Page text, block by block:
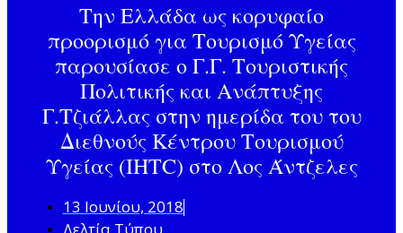
Την Ελλάδα ως κορυφαίο
προορισμό για Τουρισμό Υγείας
παρουσίασε ο Γ.Γ. Τουριστικής
Πολιτικής και Ανάπτυξης
Γ.Τζιάλλας στην ημερίδα του του
Διεθνούς Κέντρου Τουρισμού
Υγείας (IHTC) στο Λος Άντζελες
13 Ιουνίου, 2018